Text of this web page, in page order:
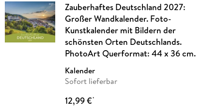
Zauberhaftes Deutschland 2027:
Großer Wandkalender. Foto-
Kunstkalender mit Bildern der
schönsten Orten Deutschlands.
PhotoArt Querformat: 44 x 36 cm.
Kalender
Sofort lieferbar
12,99 €*